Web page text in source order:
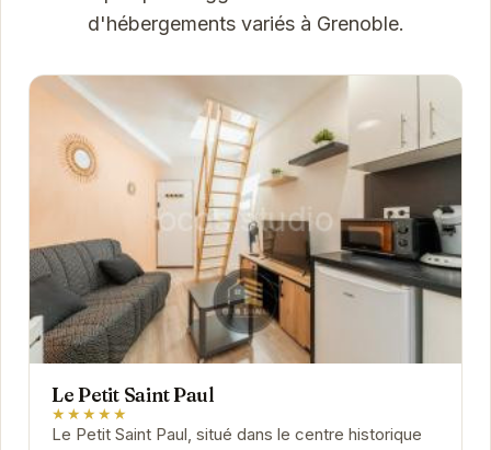
d'hébergements variés à Grenoble.
Le Petit Saint Paul
★★★★★
Le Petit Saint Paul, situé dans le centre historique